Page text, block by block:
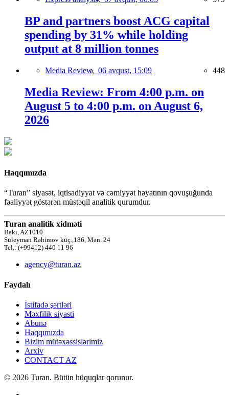
BP and partners boost ACG capital
spending by 31% while holding
output at 8 million tonnes
Media Review, 06 avqust, 15:09 448
Media Review: From 4:00 p.m. on
August 5 to 4:00 p.m. on August 6,
2026
Haqqımızda
“Turan” siyasət, iqtisadiyyat və cəmiyyət həyatının qovuşuğunda
fəaliyyət göstərən müstəqil analitik qurumdur.
Turan analitik xidməti
Bakı, AZ1010
Süleyman Rəhimov küç.,186, Mən. 24
Tel.: (+99412) 440 11 96
agency@turan.az
Faydalı
İstifadə şərtləri
Məxfilik siyasti
Abunə
Haqqımızda
Bizim mütəxəssislərimiz
Arxiv
CONTACT AZ
© 2026 Turan. Bütün hüquqlar qorunur.